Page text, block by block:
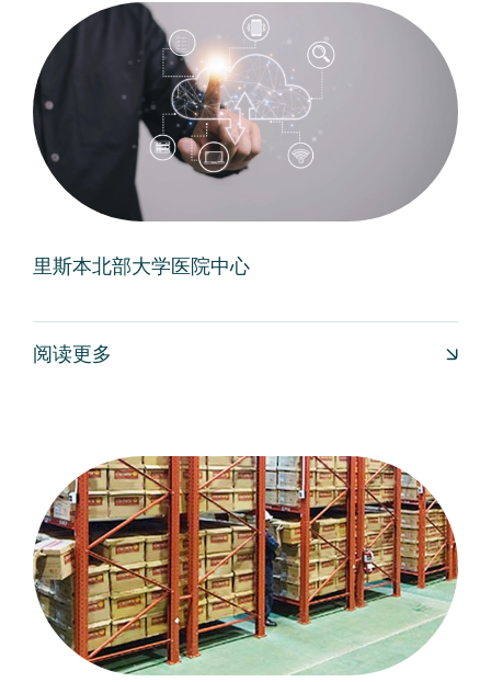
里斯本北部大学医院中心
阅读更多